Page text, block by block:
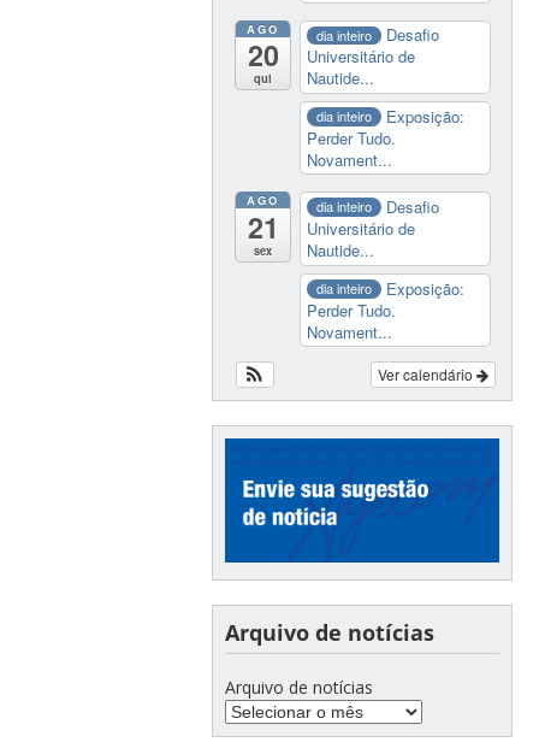
AGO
20
qui
dia inteiro
Desafio
Universitário de
Nautide...
dia inteiro
Exposição:
Perder Tudo.
Novament...
AGO
21
sex
dia inteiro
Desafio
Universitário de
Nautide...
dia inteiro
Exposição:
Perder Tudo.
Novament...
Ver calendário
Arquivo de notícias
Arquivo de notícias